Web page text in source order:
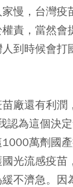
慢，台灣疫
責，當然會
到時候會打
廠還有利潤
認為這個決
萬劑國
光流感疫苗
不濟急。因